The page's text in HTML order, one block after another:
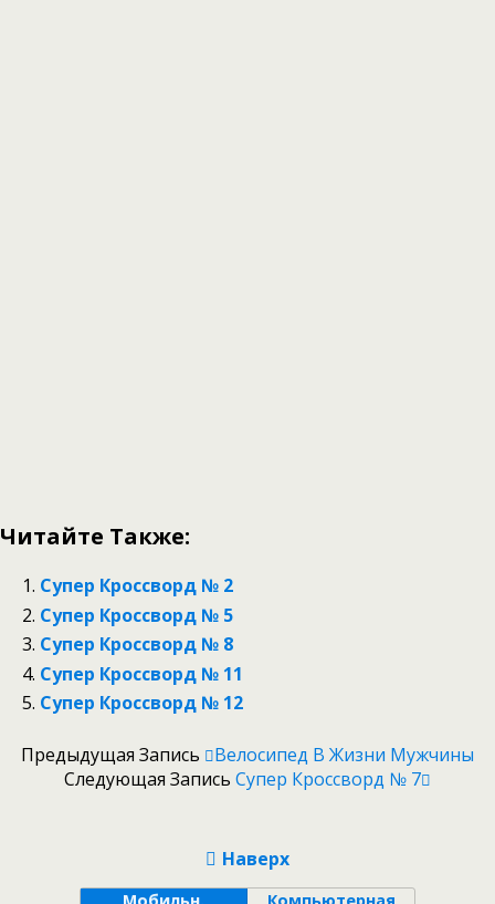
Читайте Также:
Супер Кроссворд № 2
Супер Кроссворд № 5
Супер Кроссворд № 8
Супер Кроссворд № 11
Супер Кроссворд № 12
Предыдущая Запись
Велосипед В Жизни Мужчины
Следующая Запись Супер Кроссворд № 7
Наверх